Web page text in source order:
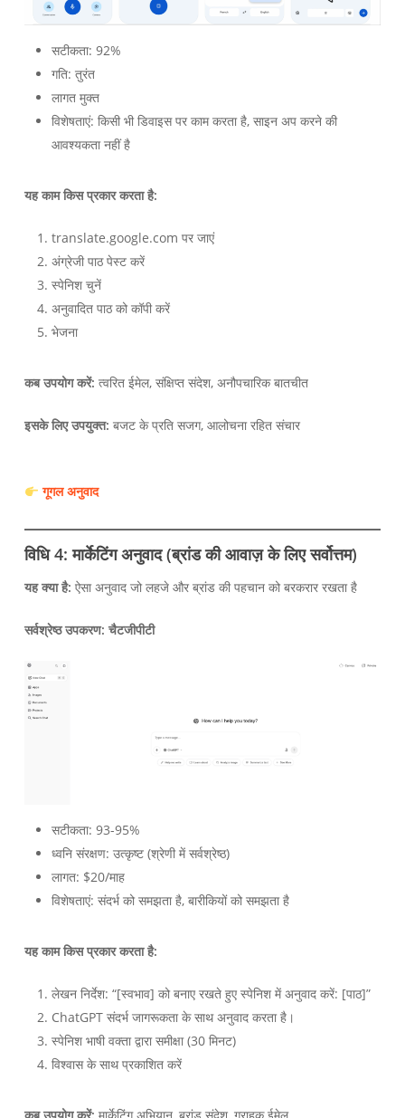
सटीकता: 92%
गति: तुरंत
लागत मुक्त
विशेषताएं: किसी भी डिवाइस पर काम करता है, साइन अप करने की
आवश्यकता नहीं है
यह काम किस प्रकार करता है:
translate.google.com पर जाएं
अंग्रेजी पाठ पेस्ट करें
स्पेनिश चुनें
अनुवादित पाठ को कॉपी करें
भेजना
कब उपयोग करें: त्वरित ईमेल, संक्षिप्त संदेश, अनौपचारिक बातचीत
इसके लिए उपयुक्त: बजट के प्रति सजग, आलोचना रहित संचार
गूगल अनुवाद
विधि 4: मार्केटिंग अनुवाद (ब्रांड की आवाज़ के लिए सर्वोत्तम)
यह क्या है: ऐसा अनुवाद जो लहजे और ब्रांड की पहचान को बरकरार रखता है
सर्वश्रेष्ठ उपकरण: चैटजीपीटी
सटीकता: 93-95%
ध्वनि संरक्षण: उत्कृष्ट (श्रेणी में सर्वश्रेष्ठ)
लागत: $20/माह
विशेषताएं: संदर्भ को समझता है, बारीकियों को समझता है
यह काम किस प्रकार करता है:
लेखन निर्देश: “[स्वभाव] को बनाए रखते हुए स्पेनिश में अनुवाद करें: [पाठ]”
ChatGPT संदर्भ जागरूकता के साथ अनुवाद करता है।
स्पेनिश भाषी वक्ता द्वारा समीक्षा (30 मिनट)
विश्वास के साथ प्रकाशित करें